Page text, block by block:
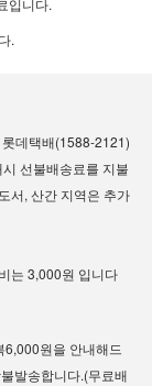
입니다.
.
데택배(1588-2121)
선불배송료를 지불
서, 산간 지역은 추가
는 3,000원 입니다
원을 안내해드
발송합니다.(무료배